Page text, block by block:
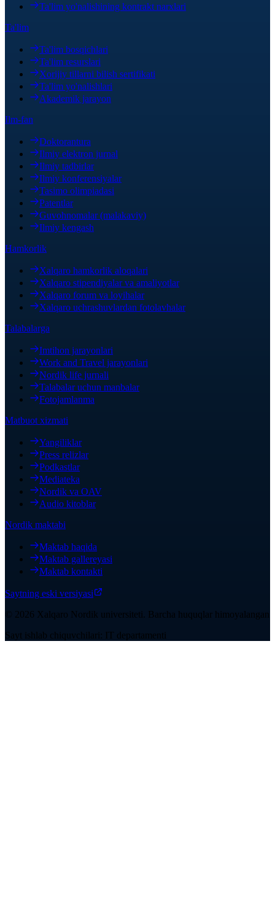
Ta'lim yo'nalishining kontrakt narxlari
Ta'lim
Ta'lim bosqichlari
Ta'lim resurslari
Xorijiy tillarni bilish sertifikati
Ta'lim yo'nalishlari
Akademik jarayon
Ilm-fan
Doktorantura
Ilmiy elektron jurnal
Ilmiy tadbirlar
Ilmiy konferensiyalar
Tasimo olimpiadasi
Patentlar
Guvohnomalar (malakaviy)
Ilmiy kengash
Hamkorlik
Xalqaro hamkorlik aloqalari
Xalqaro stipendiyalar va amaliyotlar
Xalqaro forum va loyihalar
Xalqaro uchrashuvlardan fotolavhalar
Talabalarga
Imtihon jarayonlari
Work and Travel jarayonlari
Nordik life jurnali
Talabalar uchun manbalar
Fotojamlanma
Matbuot xizmati
Yangiliklar
Press relizlar
Podkastlar
Mediateka
Nordik va OAV
Audio kitoblar
Nordik maktabi
Maktab haqida
Maktab gallereyasi
Maktab kontakti
Saytning eski versiyasi
© 2026 Xalqaro Nordik universiteti. Barcha huquqlar himoyalangan
Sayt ishlab chiquvchilari: IT departamenti